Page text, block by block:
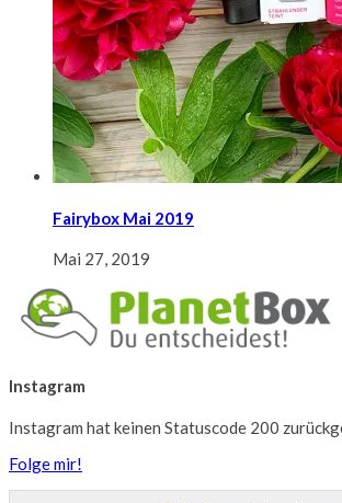
Fairybox Mai 2019
Mai 27, 2019
Instagram
Instagram hat keinen Statuscode 200
Folge mir!